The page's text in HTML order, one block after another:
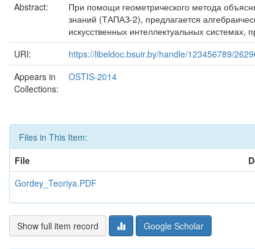
Abstract:
При помощи геометрического метода
знаний (ТАПАЗ-2), предлагается
искусственных интеллектуальных
URI:
https://libeldoc.bsuir.by/handle/123456789/
Appears in
Collections:
OSTIS-2014
Files in This Item:
File
Gordey_Teoriya.PDF
Show full item record Google Scholar